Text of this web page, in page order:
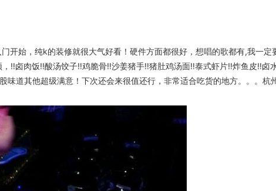
始，纯k的装修就很大气好看！硬件方面都很好，想唱的歌都有,我一定
‼️卤肉饭‼️酸汤饺子‼️鸡脆骨‼️沙姜猪手‼️猪肚鸡汤面‼️泰式虾片‼️炸鱼皮‼卤
道其他超级满意！下次还会来很值还行，非常适合吃货的地方。。。杭